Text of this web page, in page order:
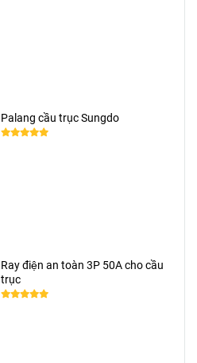
Palang cầu trục Sungdo
Ray điện an toàn 3P 50A cho cầu
trục